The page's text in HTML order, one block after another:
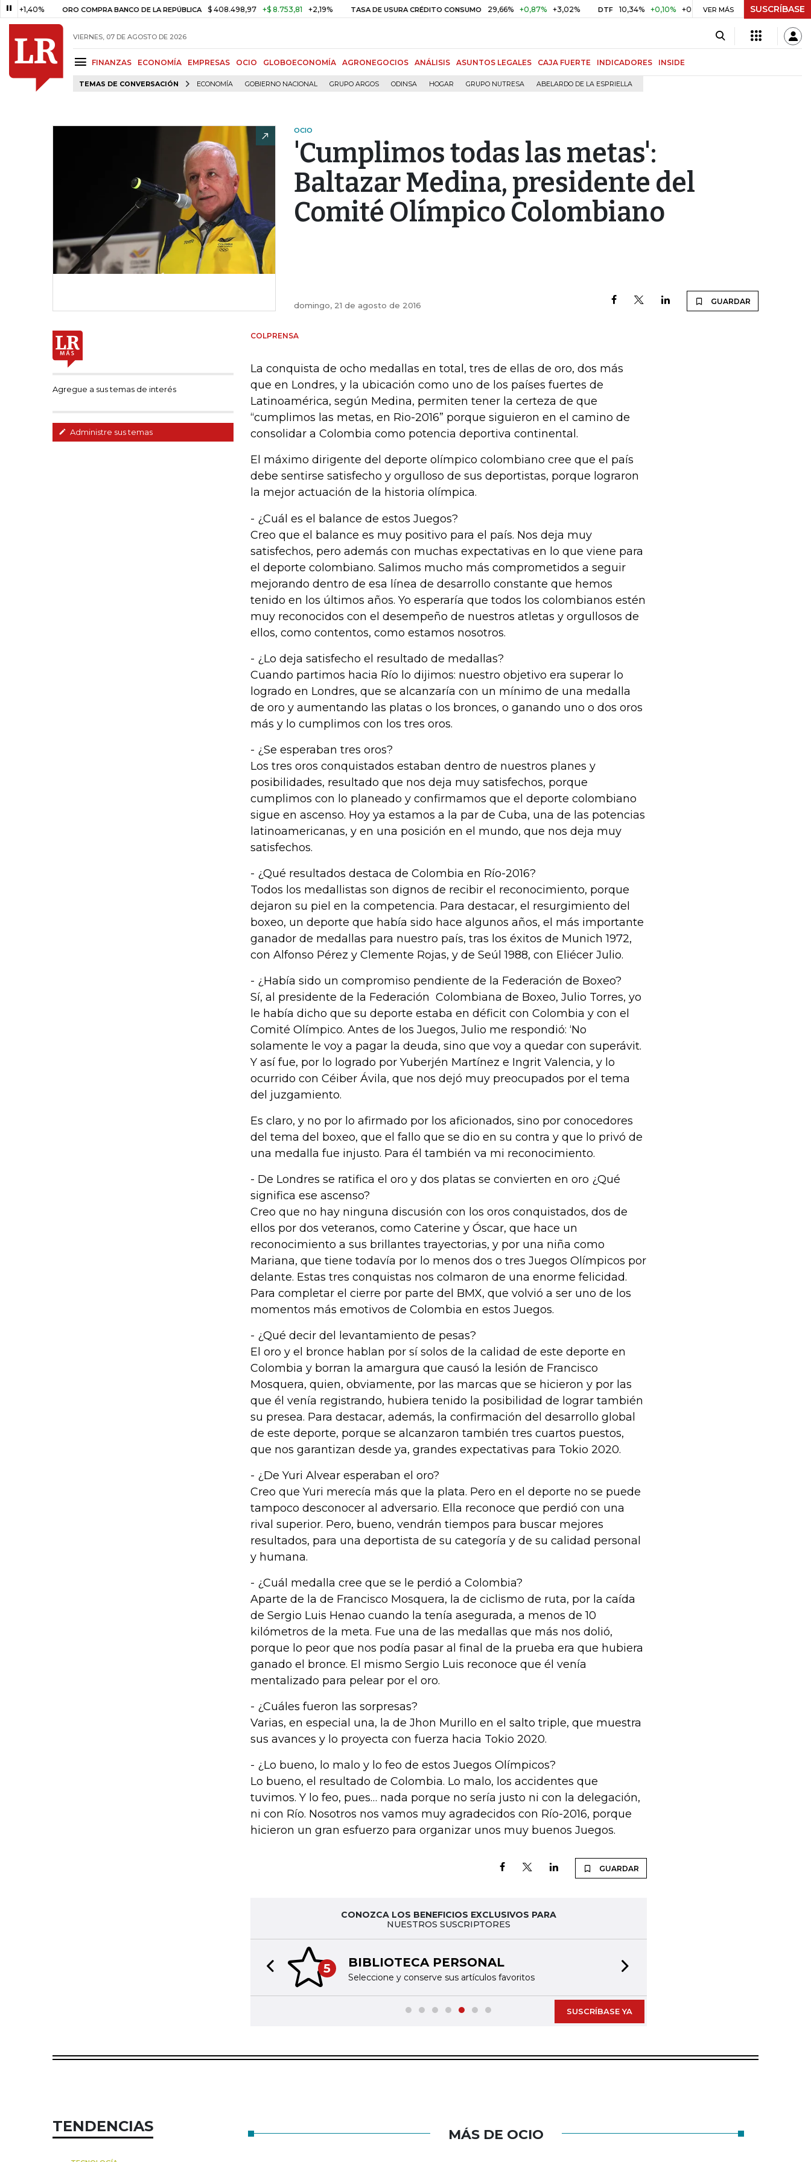
ORO COMPRA BANCO DE LA REPÚBLICA $ 408.498,97 +$ 8.753,81 +2,19% TASA DE USURA CRÉDITO CONSUMO 29,66% +0,87% +3,02% DTF 10,34% +0,10% +0,98% UVR $ 416,91 +$ 0,05 +0,01%
VER MÁS SUSCRÍBASE
VIERNES, 07 DE AGOSTO DE 2026
FINANZAS ECONOMÍA EMPRESAS OCIO GLOBOECONOMÍA AGRONEGOCIOS ANÁLISIS ASUNTOS LEGALES CAJA FUERTE INDICADORES INSIDE
TEMAS DE CONVERSACIÓN ECONOMÍA GOBIERNO NACIONAL GRUPO ARGOS ODINSA HOGAR GRUPO NUTRESA ABELARDO DE LA ESPRIELLA
OCIO
'Cumplimos todas las metas':
Baltazar Medina, presidente del
Comité Olímpico Colombiano
domingo, 21 de agosto de 2016 GUARDAR
Agregue a sus temas de interés
Administre sus temas
COLPRENSA
La conquista de ocho medallas en total, tres de ellas de oro, dos más
que en Londres, y la ubicación como uno de los países fuertes de
Latinoamérica, según Medina, permiten tener la certeza de que
“cumplimos las metas, en Rio-2016” porque siguieron en el camino de
consolidar a Colombia como potencia deportiva continental.
El máximo dirigente del deporte olímpico colombiano cree que el país
debe sentirse satisfecho y orgulloso de sus deportistas, porque lograron
la mejor actuación de la historia olímpica.
- ¿Cuál es el balance de estos Juegos?
Creo que el balance es muy positivo para el país. Nos deja muy
satisfechos, pero además con muchas expectativas en lo que viene para
el deporte colombiano. Salimos mucho más comprometidos a seguir
mejorando dentro de esa línea de desarrollo constante que hemos
tenido en los últimos años. Yo esperaría que todos los colombianos estén
muy reconocidos con el desempeño de nuestros atletas y orgullosos de
ellos, como contentos, como estamos nosotros.
- ¿Lo deja satisfecho el resultado de medallas?
Cuando partimos hacia Río lo dijimos: nuestro objetivo era superar lo
logrado en Londres, que se alcanzaría con un mínimo de una medalla
de oro y aumentando las platas o los bronces, o ganando uno o dos oros
más y lo cumplimos con los tres oros.
- ¿Se esperaban tres oros?
Los tres oros conquistados estaban dentro de nuestros planes y
posibilidades, resultado que nos deja muy satisfechos, porque
cumplimos con lo planeado y confirmamos que el deporte colombiano
sigue en ascenso. Hoy ya estamos a la par de Cuba, una de las potencias
latinoamericanas, y en una posición en el mundo, que nos deja muy
satisfechos.
- ¿Qué resultados destaca de Colombia en Río-2016?
Todos los medallistas son dignos de recibir el reconocimiento, porque
dejaron su piel en la competencia. Para destacar, el resurgimiento del
boxeo, un deporte que había sido hace algunos años, el más importante
ganador de medallas para nuestro país, tras los éxitos de Munich 1972,
con Alfonso Pérez y Clemente Rojas, y de Seúl 1988, con Eliécer Julio.
- ¿Había sido un compromiso pendiente de la Federación de Boxeo?
Sí, al presidente de la Federación Colombiana de Boxeo, Julio Torres, yo
le había dicho que su deporte estaba en déficit con Colombia y con el
Comité Olímpico. Antes de los Juegos, Julio me respondió: ‘No
solamente le voy a pagar la deuda, sino que voy a quedar con superávit.
Y así fue, por lo logrado por Yuberjén Martínez e Ingrit Valencia, y lo
ocurrido con Céiber Ávila, que nos dejó muy preocupados por el tema
del juzgamiento.
Es claro, y no por lo afirmado por los aficionados, sino por conocedores
del tema del boxeo, que el fallo que se dio en su contra y que lo privó de
una medalla fue injusto. Para él también va mi reconocimiento.
- De Londres se ratifica el oro y dos platas se convierten en oro ¿Qué
significa ese ascenso?
Creo que no hay ninguna discusión con los oros conquistados, dos de
ellos por dos veteranos, como Caterine y Óscar, que hace un
reconocimiento a sus brillantes trayectorias, y por una niña como
Mariana, que tiene todavía por lo menos dos o tres Juegos Olímpicos por
delante. Estas tres conquistas nos colmaron de una enorme felicidad.
Para completar el cierre por parte del BMX, que volvió a ser uno de los
momentos más emotivos de Colombia en estos Juegos.
- ¿Qué decir del levantamiento de pesas?
El oro y el bronce hablan por sí solos de la calidad de este deporte en
Colombia y borran la amargura que causó la lesión de Francisco
Mosquera, quien, obviamente, por las marcas que se hicieron y por las
que él venía registrando, hubiera tenido la posibilidad de lograr también
su presea. Para destacar, además, la confirmación del desarrollo global
de este deporte, porque se alcanzaron también tres cuartos puestos,
que nos garantizan desde ya, grandes expectativas para Tokio 2020.
- ¿De Yuri Alvear esperaban el oro?
Creo que Yuri merecía más que la plata. Pero en el deporte no se puede
tampoco desconocer al adversario. Ella reconoce que perdió con una
rival superior. Pero, bueno, vendrán tiempos para buscar mejores
resultados, para una deportista de su categoría y de su calidad personal
y humana.
- ¿Cuál medalla cree que se le perdió a Colombia?
Aparte de la de Francisco Mosquera, la de ciclismo de ruta, por la caída
de Sergio Luis Henao cuando la tenía asegurada, a menos de 10
kilómetros de la meta. Fue una de las medallas que más nos dolió,
porque lo peor que nos podía pasar al final de la prueba era que hubiera
ganado el bronce. El mismo Sergio Luis reconoce que él venía
mentalizado para pelear por el oro.
- ¿Cuáles fueron las sorpresas?
Varias, en especial una, la de Jhon Murillo en el salto triple, que muestra
sus avances y lo proyecta con fuerza hacia Tokio 2020.
- ¿Lo bueno, lo malo y lo feo de estos Juegos Olímpicos?
Lo bueno, el resultado de Colombia. Lo malo, los accidentes que
tuvimos. Y lo feo, pues… nada porque no sería justo ni con la delegación,
ni con Río. Nosotros nos vamos muy agradecidos con Río-2016, porque
hicieron un gran esfuerzo para organizar unos muy buenos Juegos.
GUARDAR
CONOZCA LOS BENEFICIOS EXCLUSIVOS PARA
NUESTROS SUSCRIPTORES
5 BIBLIOTECA PERSONAL
Seleccione y conserve sus artículos favoritos
Previous slide
SUSCRÍBASE YA
TENDENCIAS MÁS DE OCIO